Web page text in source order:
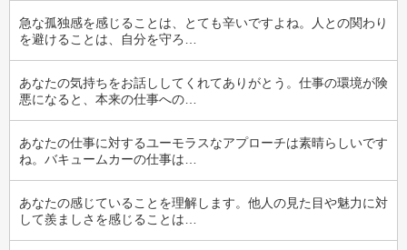
急な孤独感を感じることは、とても辛いですよね。人との関わり
を避けることは、自分を守ろ…
あなたの気持ちをお話ししてくれてありがとう。仕事の環境が険
悪になると、本来の仕事への…
あなたの仕事に対するユーモラスなアプローチは素晴らしいです
ね。バキュームカーの仕事は…
あなたの感じていることを理解します。他人の見た目や魅力に対
して羨ましさを感じることは…